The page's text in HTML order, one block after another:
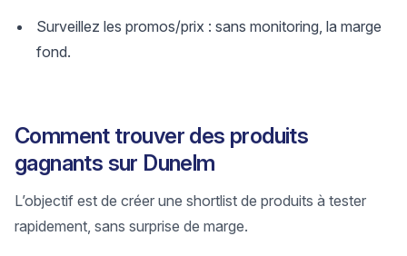
Surveillez les promos/prix : sans monitoring, la marge
fond.
Comment trouver des produits
gagnants sur Dunelm
L’objectif est de créer une shortlist de produits à tester
rapidement, sans surprise de marge.